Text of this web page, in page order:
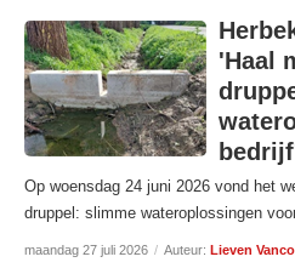
'Haal
Op woensdag 24 juni 2026 vond het
druppel: slimme wateroplossingen
maandag 27 juli 2026 / Auteur: Lieven